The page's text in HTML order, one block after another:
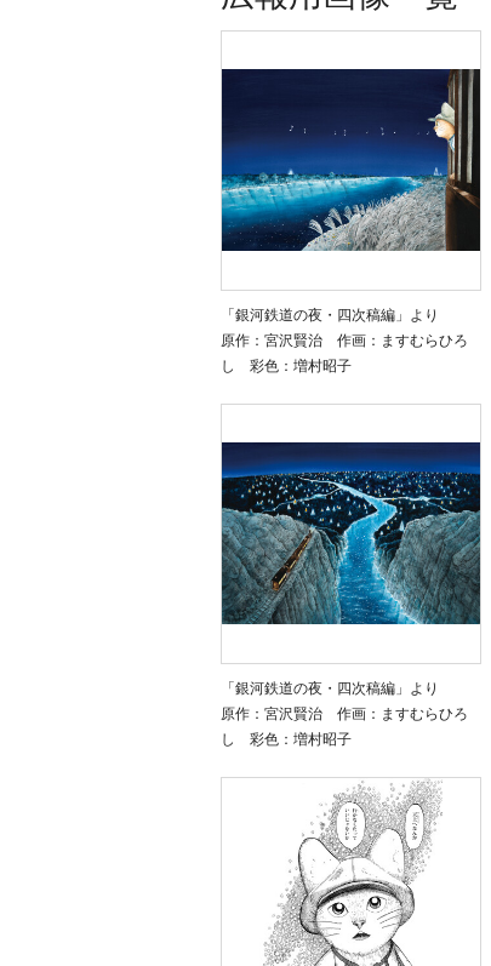
「銀河鉄道の夜・四次稿編」より
原作：宮沢賢治 作画：ますむらひろ
し 彩色：増村昭子
「銀河鉄道の夜・四次稿編」より
原作：宮沢賢治 作画：ますむらひろ
し 彩色：増村昭子